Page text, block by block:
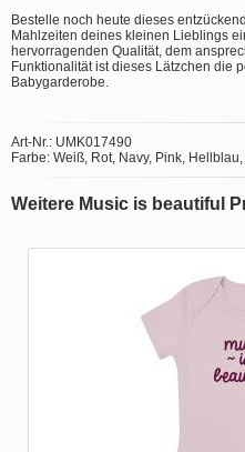
Bestelle noch heute dieses
Mahlzeiten deines kleinen Lieblings
hervorragenden Qualität, dem
Funktionalität ist dieses Lätzchen die
Babygarderobe.
Art-Nr.: UMK017490
Farbe: Weiß, Rot, Navy, Pink,
Weitere Music is beautiful